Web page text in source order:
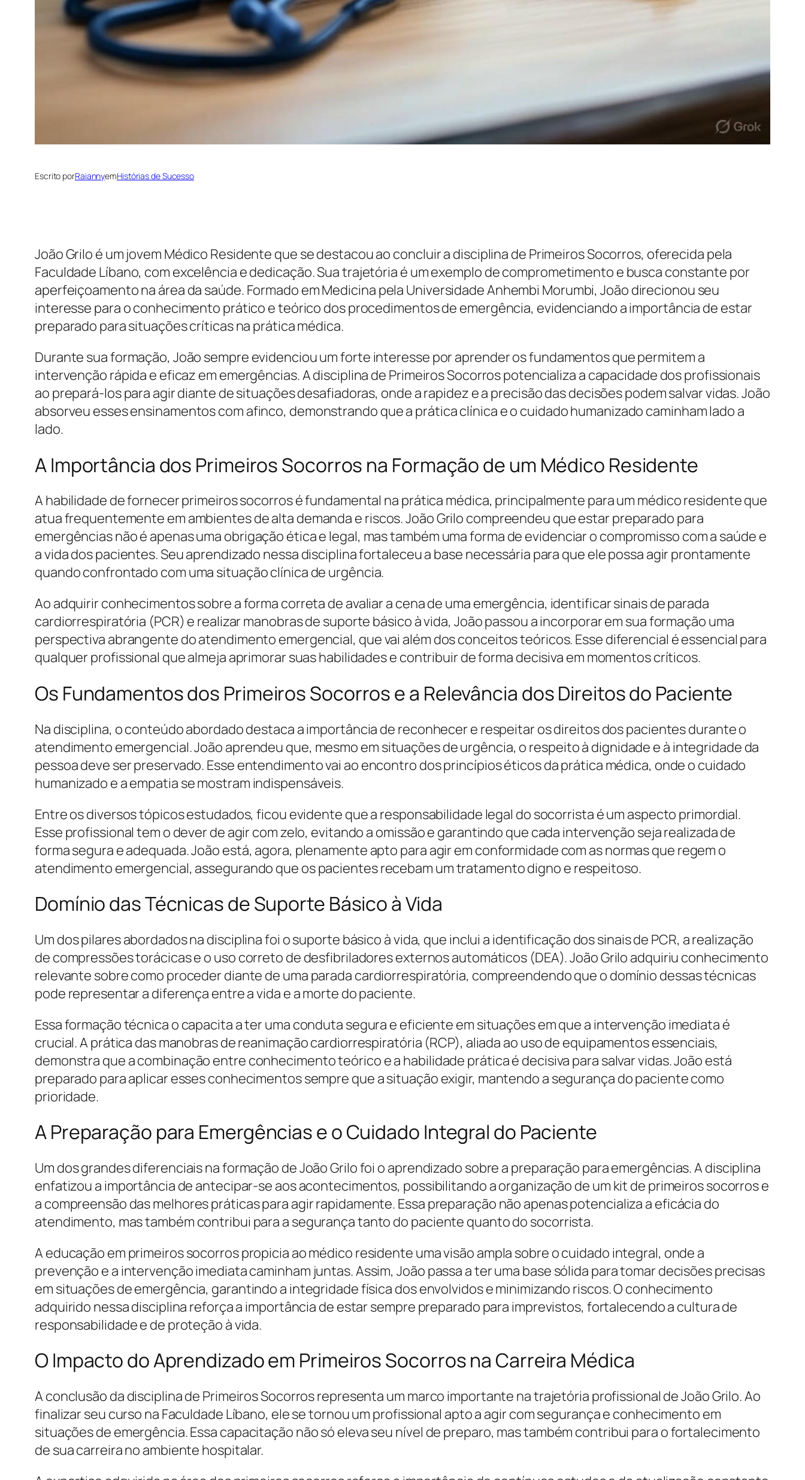
Escrito porRaiannyemHistórias de Sucesso
João Grilo é um jovem Médico Residente que se destacou ao concluir a disciplina de Primeiros Socorros, oferecida pela
Faculdade Líbano, com excelência e dedicação. Sua trajetória é um exemplo de comprometimento e busca constante por
aperfeiçoamento na área da saúde. Formado em Medicina pela Universidade Anhembi Morumbi, João direcionou seu
interesse para o conhecimento prático e teórico dos procedimentos de emergência, evidenciando a importância de estar
preparado para situações críticas na prática médica.
Durante sua formação, João sempre evidenciou um forte interesse por aprender os fundamentos que permitem a
intervenção rápida e eficaz em emergências. A disciplina de Primeiros Socorros potencializa a capacidade dos profissionais
ao prepará-los para agir diante de situações desafiadoras, onde a rapidez e a precisão das decisões podem salvar vidas. João
absorveu esses ensinamentos com afinco, demonstrando que a prática clínica e o cuidado humanizado caminham lado a
lado.
A Importância dos Primeiros Socorros na Formação de um Médico Residente
A habilidade de fornecer primeiros socorros é fundamental na prática médica, principalmente para um médico residente que
atua frequentemente em ambientes de alta demanda e riscos. João Grilo compreendeu que estar preparado para
emergências não é apenas uma obrigação ética e legal, mas também uma forma de evidenciar o compromisso com a saúde e
a vida dos pacientes. Seu aprendizado nessa disciplina fortaleceu a base necessária para que ele possa agir prontamente
quando confrontado com uma situação clínica de urgência.
Ao adquirir conhecimentos sobre a forma correta de avaliar a cena de uma emergência, identificar sinais de parada
cardiorrespiratória (PCR) e realizar manobras de suporte básico à vida, João passou a incorporar em sua formação uma
perspectiva abrangente do atendimento emergencial, que vai além dos conceitos teóricos. Esse diferencial é essencial para
qualquer profissional que almeja aprimorar suas habilidades e contribuir de forma decisiva em momentos críticos.
Os Fundamentos dos Primeiros Socorros e a Relevância dos Direitos do Paciente
Na disciplina, o conteúdo abordado destaca a importância de reconhecer e respeitar os direitos dos pacientes durante o
atendimento emergencial. João aprendeu que, mesmo em situações de urgência, o respeito à dignidade e à integridade da
pessoa deve ser preservado. Esse entendimento vai ao encontro dos princípios éticos da prática médica, onde o cuidado
humanizado e a empatia se mostram indispensáveis.
Entre os diversos tópicos estudados, ficou evidente que a responsabilidade legal do socorrista é um aspecto primordial.
Esse profissional tem o dever de agir com zelo, evitando a omissão e garantindo que cada intervenção seja realizada de
forma segura e adequada. João está, agora, plenamente apto para agir em conformidade com as normas que regem o
atendimento emergencial, assegurando que os pacientes recebam um tratamento digno e respeitoso.
Domínio das Técnicas de Suporte Básico à Vida
Um dos pilares abordados na disciplina foi o suporte básico à vida, que inclui a identificação dos sinais de PCR, a realização
de compressões torácicas e o uso correto de desfibriladores externos automáticos (DEA). João Grilo adquiriu conhecimento
relevante sobre como proceder diante de uma parada cardiorrespiratória, compreendendo que o domínio dessas técnicas
pode representar a diferença entre a vida e a morte do paciente.
Essa formação técnica o capacita a ter uma conduta segura e eficiente em situações em que a intervenção imediata é
crucial. A prática das manobras de reanimação cardiorrespiratória (RCP), aliada ao uso de equipamentos essenciais,
demonstra que a combinação entre conhecimento teórico e a habilidade prática é decisiva para salvar vidas. João está
preparado para aplicar esses conhecimentos sempre que a situação exigir, mantendo a segurança do paciente como
prioridade.
A Preparação para Emergências e o Cuidado Integral do Paciente
Um dos grandes diferenciais na formação de João Grilo foi o aprendizado sobre a preparação para emergências. A disciplina
enfatizou a importância de antecipar-se aos acontecimentos, possibilitando a organização de um kit de primeiros socorros e
a compreensão das melhores práticas para agir rapidamente. Essa preparação não apenas potencializa a eficácia do
atendimento, mas também contribui para a segurança tanto do paciente quanto do socorrista.
A educação em primeiros socorros propicia ao médico residente uma visão ampla sobre o cuidado integral, onde a
prevenção e a intervenção imediata caminham juntas. Assim, João passa a ter uma base sólida para tomar decisões precisas
em situações de emergência, garantindo a integridade física dos envolvidos e minimizando riscos. O conhecimento
adquirido nessa disciplina reforça a importância de estar sempre preparado para imprevistos, fortalecendo a cultura de
responsabilidade e de proteção à vida.
O Impacto do Aprendizado em Primeiros Socorros na Carreira Médica
A conclusão da disciplina de Primeiros Socorros representa um marco importante na trajetória profissional de João Grilo. Ao
finalizar seu curso na Faculdade Líbano, ele se tornou um profissional apto a agir com segurança e conhecimento em
situações de emergência. Essa capacitação não só eleva seu nível de preparo, mas também contribui para o fortalecimento
de sua carreira no ambiente hospitalar.